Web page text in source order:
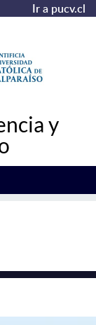
Ir a pucv.cl
y